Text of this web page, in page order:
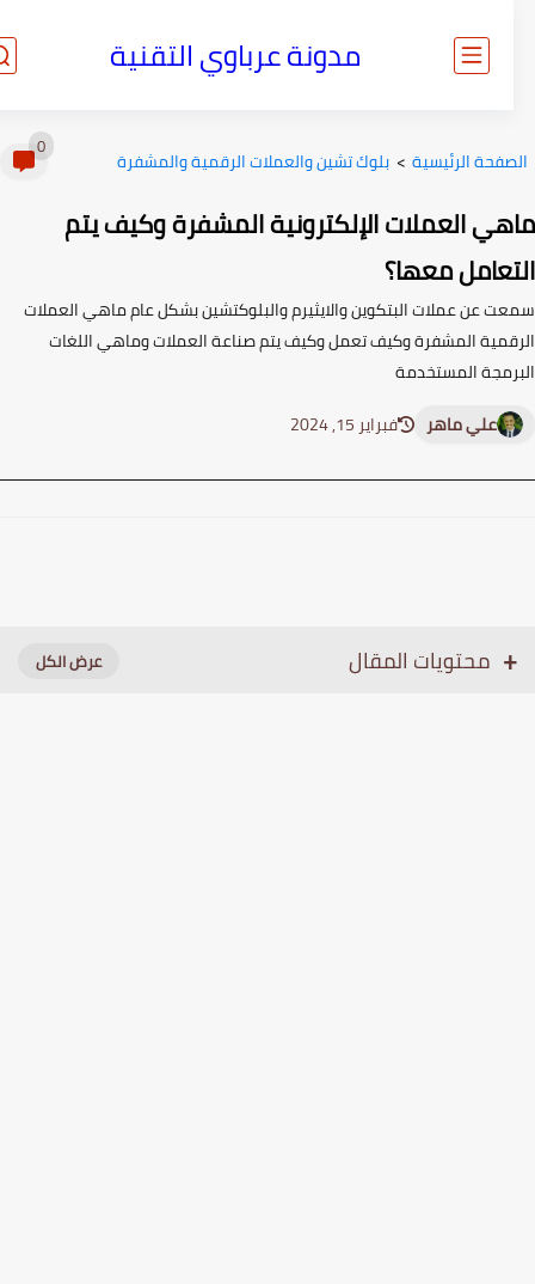
مدونة عرباوي التقنية
الرئيسية> بلوك تشين والعملات الرقمية والمشفرة
العملات الإلكترونية المشفرة وكيف يتم
معها؟
عن عملات البتكوين والايثيرم والبلوكتشين بشكل عام ماهي العملات
المشفرة وكيف تعمل وكيف يتم صناعة العملات وماهي اللغات
المستخدمة
علي ماهر
فبراير 15, 2024
محتويات المقال